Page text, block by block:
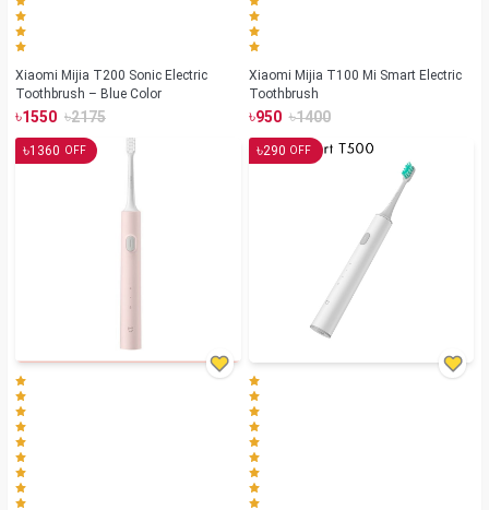
Xiaomi Mijia T200 Sonic Electric
Toothbrush – Blue Color
৳1550 ৳2175
Xiaomi Mijia T100 Mi Smart Electric
Toothbrush
৳950 ৳1400
৳1360 OFF ৳290 OFF